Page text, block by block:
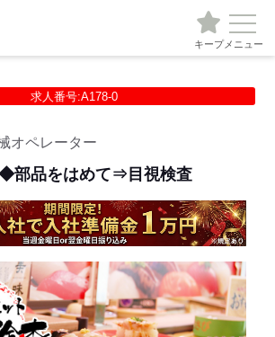
キープメニュー
求人番号:A178-0
オペレーター
部品をはめて⇒目視検査